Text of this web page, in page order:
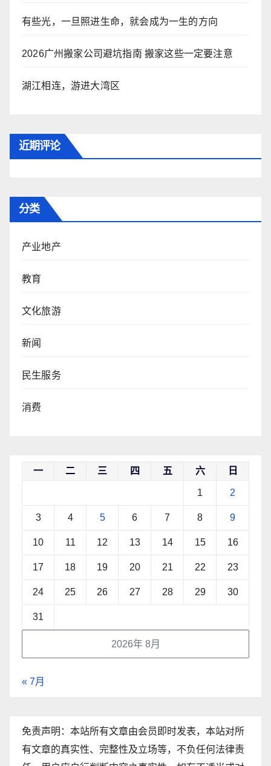
有些光，一旦照进生命，就会成为一生的方向
2026广州搬家公司避坑指南 搬家这些一定要注意
湖江相连，游进大湾区
近期评论
分类
产业地产
教育
文化旅游
新闻
民生服务
消费
2026年 8月
一 二 三 四 五 六 日
1 2
3 4 5 6 7 8 9
10 11 12 13 14 15 16
17 18 19 20 21 22 23
24 25 26 27 28 29 30
31
« 7月
免责声明：本站所有文章由会员即时发表，本站对所
有文章的真实性、完整性及立场等，不负任何法律责